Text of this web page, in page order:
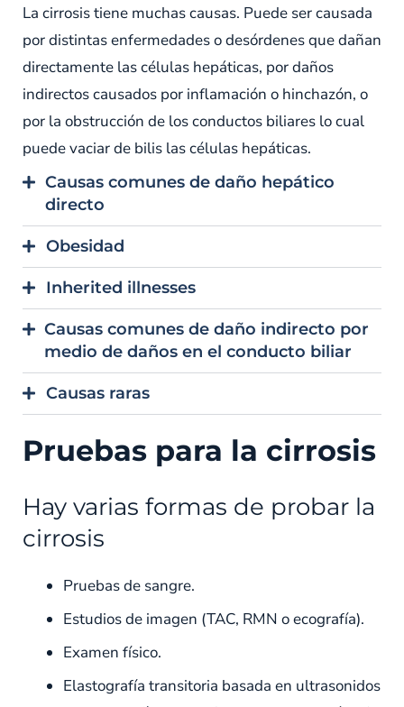
La cirrosis tiene muchas causas. Puede ser causada
por distintas enfermedades o desórdenes que dañan
directamente las células hepáticas, por daños
indirectos causados por inflamación o hinchazón, o
por la obstrucción de los conductos biliares lo cual
puede vaciar de bilis las células hepáticas.
Causas comunes de daño hepático
directo
Obesidad
Inherited illnesses
Causas comunes de daño indirecto por
medio de daños en el conducto biliar
Causas raras
Pruebas para la cirrosis
Hay varias formas de probar la
cirrosis
Pruebas de sangre.
Estudios de imagen (TAC, RMN o ecografía).
Examen físico.
Elastografía transitoria basada en ultrasonidos